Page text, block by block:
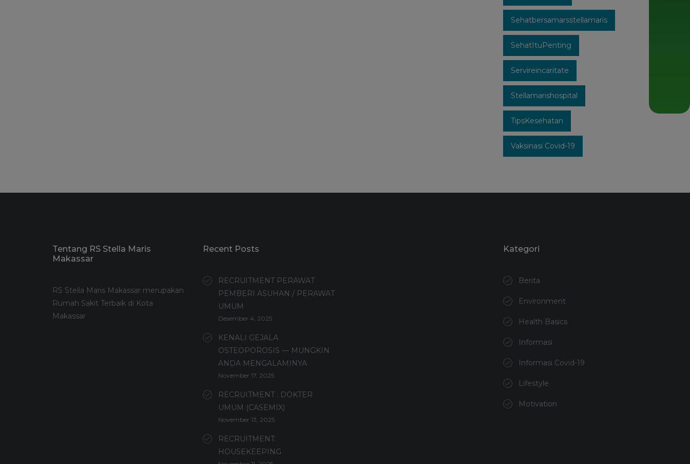
Sehatbersamarsstellamaris
SehatItuPenting
Servireincaritate
Stellamarishospital
TipsKesehatan
Vaksinasi Covid-19
Tentang RS Stella Maris
Makassar
RS Stella Maris Makassar merupakan
Rumah Sakit Terbaik di Kota
Makassar
Recent Posts
RECRUITMENT PERAWAT
PEMBERI ASUHAN / PERAWAT
UMUM
Desember 4, 2025
KENALI GEJALA
OSTEOPOROSIS — MUNGKIN
ANDA MENGALAMINYA
November 17, 2025
RECRUITMENT : DOKTER
UMUM (CASEMIX)
November 13, 2025
RECRUITMENT:
HOUSEKEEPING
Kategori
Berita
Environment
Health Basics
Informasi
Informasi Covid-19
Lifestyle
Motivation